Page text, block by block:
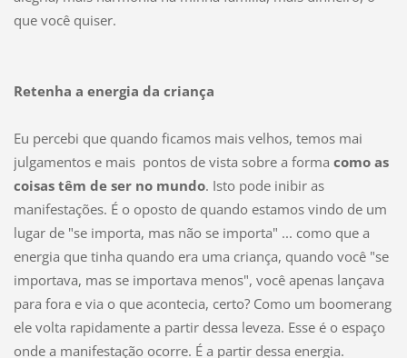
que você quiser.
Retenha a energia da criança
Eu percebi que quando ficamos mais velhos, temos mai
julgamentos e mais pontos de vista sobre a forma como as
coisas têm de ser no mundo. Isto pode inibir as
manifestações. É o oposto de quando estamos vindo de um
lugar de "se importa, mas não se importa" ... como que a
energia que tinha quando era uma criança, quando você "se
importava, mas se importava menos", você apenas lançava
para fora e via o que acontecia, certo? Como um boomerang
ele volta rapidamente a partir dessa leveza. Esse é o espaço
onde a manifestação ocorre. É a partir dessa energia.